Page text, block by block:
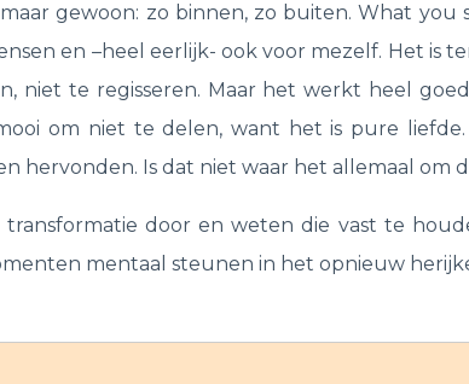
gewoon: zo binnen, zo buiten. What you
en –heel eerlijk- ook voor mezelf. Het is
niet te regisseren. Maar het werkt heel
om niet te delen, want het is pure
hervonden. Is dat niet waar het allemaal om
transformatie door en weten die vast te
mentaal steunen in het opnieuw